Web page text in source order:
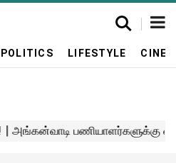
POLITICS LIFESTYLE